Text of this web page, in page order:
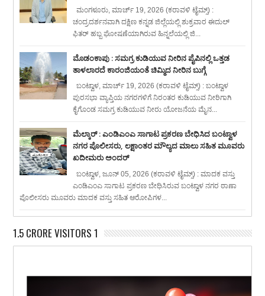
ಮಂಗಳೂರು, ಮಾರ್ಚ್ 19, 2026 (ಕರಾವಳಿ ಟೈಮ್ಸ್) :
ಚಂದ್ರದರ್ಶನವಾಗಿ ದಕ್ಷಿಣ ಕನ್ನಡ ಜಿಲ್ಲೆಯಲ್ಲಿ ಶುಕ್ರವಾರ ಈದುಲ್
ಫಿತರ್ ಹಬ್ಬ ಘೋಷಣೆಯಾಗಿರುವ ಹಿನ್ನಲೆಯಲ್ಲಿ ಜಿ...
ಮೊಡಂಕಾಪು : ಸಮಗ್ರ ಕುಡಿಯುವ ನೀರಿನ ಪೈಪಿನಲ್ಲಿ ಒತ್ತಡ
ತಾಳಲಾರದೆ ಕಾರಂಜಿಯಂತೆ ಚಿಮ್ಮಿದ ನೀರಿನ ಬುಗ್ಗೆ
ಬಂಟ್ವಾಳ, ಮಾರ್ಚ್ 19, 2026 (ಕರಾವಳಿ ಟೈಮ್ಸ್) : ಬಂಟ್ವಾಳ
ಪುರಸಭಾ ವ್ಯಾಪ್ತಿಯ ನಗರಗಳಿಗೆ ನಿರಂತರ ಕುಡಿಯುವ ನೀರಿಗಾಗಿ
ಕೈಗೊಂಡ ಸಮಗ್ರ ಕುಡಿಯುವ ನೀರು ಯೋಜನೆಯ ಮೈನ...
ಮೆಲ್ಕಾರ್ : ಎಂಡಿಎಂಎ ಸಾಗಾಟ ಪ್ರಕರಣ ಬೇಧಿಸಿದ ಬಂಟ್ವಾಳ
ನಗರ ಪೊಲೀಸರು, ಲಕ್ಷಾಂತರ ಮೌಲ್ಯದ ಮಾಲು ಸಹಿತ ಮೂವರು
ಖದೀಮರು ಅಂದರ್
ಬಂಟ್ವಾಳ, ಜೂನ್ 05, 2026 (ಕರಾವಳಿ ಟೈಮ್ಸ್) : ಮಾದಕ ವಸ್ತು
ಎಂಡಿಎಂಎ ಸಾಗಾಟ ಪ್ರಕರಣ ಬೇಧಿಸಿರುವ ಬಂಟ್ವಾಳ ನಗರ ಠಾಣಾ
ಪೊಲೀಸರು ಮೂವರು ಮಾದಕ ವಸ್ತು ಸಹಿತ ಆರೋಪಿಗಳ...
1.5 CRORE VISITORS 1